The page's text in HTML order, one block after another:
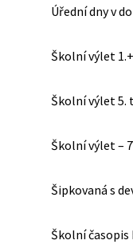
Úřední dny v
Školní výlet
Školní výlet 5.
Školní výlet –
Šipkovaná s
Školní časopis